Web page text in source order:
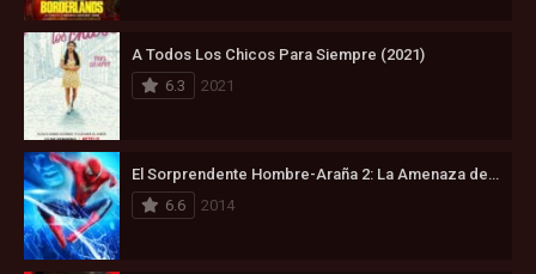
A Todos Los Chicos Para Siempre (2021)
6.3
2021
6.6
2014